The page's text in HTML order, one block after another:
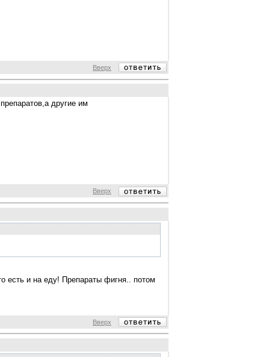
Вверх
другие им
Вверх
есть и на еду! Препараты фигня.. потом
Вверх